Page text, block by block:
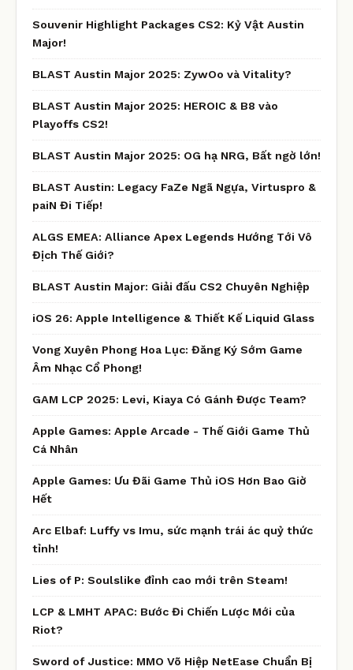
Souvenir Highlight Packages CS2: Kỷ Vật Austin
Major!
BLAST Austin Major 2025: ZywOo và Vitality?
BLAST Austin Major 2025: HEROIC & B8 vào
Playoffs CS2!
BLAST Austin Major 2025: OG hạ NRG, Bất ngờ lớn!
BLAST Austin: Legacy FaZe Ngã Ngựa, Virtuspro &
paiN Đi Tiếp!
ALGS EMEA: Alliance Apex Legends Hướng Tới Vô
Địch Thế Giới?
BLAST Austin Major: Giải đấu CS2 Chuyên Nghiệp
iOS 26: Apple Intelligence & Thiết Kế Liquid Glass
Vong Xuyên Phong Hoa Lục: Đăng Ký Sớm Game
Âm Nhạc Cổ Phong!
GAM LCP 2025: Levi, Kiaya Có Gánh Được Team?
Apple Games: Apple Arcade - Thế Giới Game Thủ
Cá Nhân
Apple Games: Ưu Đãi Game Thủ iOS Hơn Bao Giờ
Hết
Arc Elbaf: Luffy vs Imu, sức mạnh trái ác quỷ thức
tỉnh!
Lies of P: Soulslike đỉnh cao mới trên Steam!
LCP & LMHT APAC: Bước Đi Chiến Lược Mới của
Riot?
Sword of Justice: MMO Võ Hiệp NetEase Chuẩn Bị